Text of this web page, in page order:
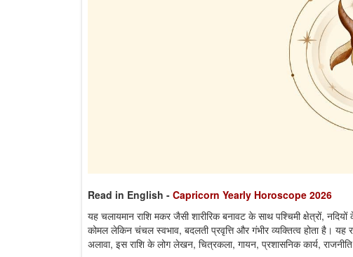
Read in English - Capricorn Yearly Horoscope 2026
यह चलायमान राशि मकर जैसी शारीरिक बनावट के साथ पश्चिमी क्षेत्रों,
कोमल लेकिन चंचल स्वभाव, बदलती प्रवृत्ति और गंभीर व्यक्तित्व होता है। यह
अलावा, इस राशि के लोग लेखन, चित्रकला, गायन, प्रशासनिक कार्य,